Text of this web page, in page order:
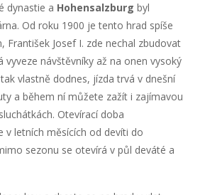
dynastie a Hohensalzburg byl
Od roku 1900 je tento hrad spíše
František Josef I. zde nechal zbudovat
vyveze návštěvníky až na onen vysoký
vlastně dodnes, jízda trvá v dnešní
a během ní můžete zažít i zajímavou
Otevírací doba
v letních měsících od devíti do
sezonu se otevírá v půl deváté a